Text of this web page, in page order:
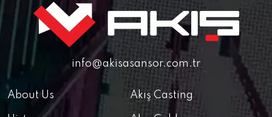
info@akisasansor.com.tr
About Us Akış Casting